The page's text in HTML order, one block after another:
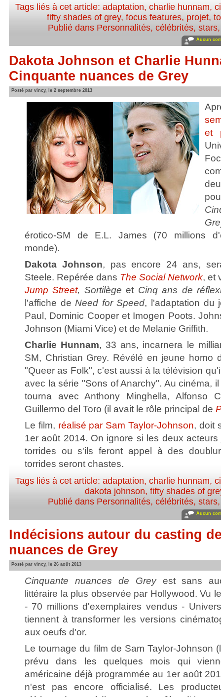
Tags liés à cet article: adaptation, charlie hunnam,
fifty shades of grey, focus features, projet,
Publié dans Personnalités, célébrités, stars
Aucun
Dakota Johnson et Charlie
Cinquante nuances de Grey
Posté par vincy, le 2 septembre 2013
et
érotico-SM de E.L. James (70 millions
monde).
Dakota Johnson, pas encore 24 ans,
Steele. Repérée dans The Social Network, et
Jump Street, Sortilège et Cinq ans de
l'affiche deNeed for Speed, l'adaptation du
Paul, Dominic Cooper et Imogen Poots.
Johnson (Miami Vice) et de Melanie Griffith.
Charlie Hunnam, 33 ans, incarnera le
SM, Christian Grey. Révélé en jeune homo
"Queer as Folk", c'est aussi à la télévision
avec la série "Sons of Anarchy". Au cinéma,
tourna avec Anthony Minghella, Alfonso
Guillermo del Toro (il avait le rôle principal de
Le film, réalisé par Sam Taylor-Johnson, doit
1er août 2014. On ignore si les deux
torrides ou s'ils feront appel à des
torrides seront chastes.
Tags liés à cet article: adaptation, charlie hunnam,
dakota johnson, fifty shades of
Publié dans Personnalités, célébrités, stars
Aucun
Indécisions autour du casting
nuances de Grey
Posté par vincy, le 26 août 2013
Cinquante nuances de Greyest sans
littéraire la plus observée par Hollywood. Vu
- 70 millions d'exemplaires vendus -
tiennent à transformer les versions
aux oeufs d'or.
Le tournage du film de Sam Taylor-Johnson
prévu dans les quelques mois qui
américaine déjà programmée au 1er août
n'est pas encore officialisé. Les